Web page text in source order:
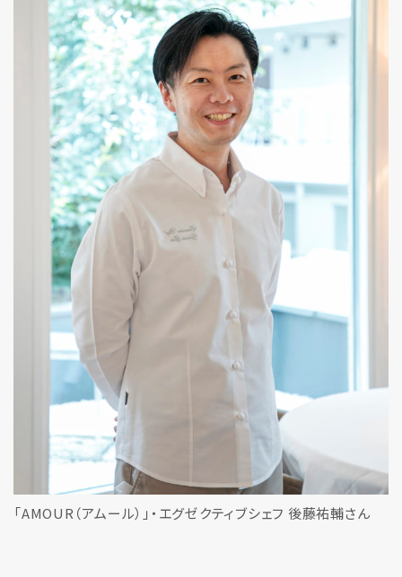
「AMOUR（アムール）」・エグゼクティブシェフ 後藤祐輔さん